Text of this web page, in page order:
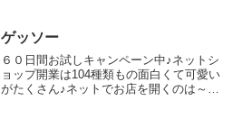
ゲッソー
６０日間お試しキャンペーン中♪ネットシ
ョップ開業は104種類もの面白くて可愛い
がたくさん♪ネットでお店を開くのは～＠